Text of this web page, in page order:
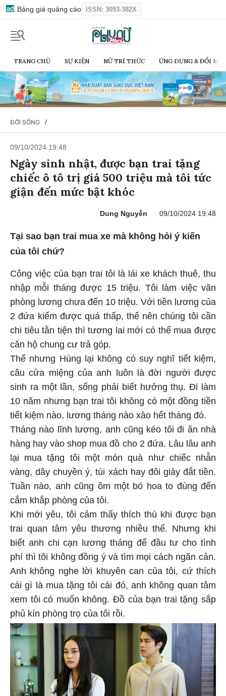
Bảng giá quảng cáo ISSN: 3093-382X
TRANG CHỦ SỰ KIỆN NỮ TRÍ THỨC ỨNG DỤNG & ĐỔI
ĐỜI SỐNG /
09/10/2024 19:48
Ngày sinh nhật, được bạn trai tặng
chiếc ô tô trị giá 500 triệu mà tôi tức
giận đến mức bật khóc
Dung Nguyễn 09/10/2024 19:48
Tại sao bạn trai mua xe mà không hỏi ý kiến
của tôi chứ?
Công việc của bạn trai tôi là lái xe khách thuê, thu
nhập mỗi tháng được 15 triệu. Tôi làm việc văn
phòng lương chưa đến 10 triệu. Với tiền lương của
2 đứa kiếm được quá thấp, thế nên chúng tôi cần
chi tiêu tằn tiện thì tương lai mới có thể mua được
căn hộ chung cư trả góp.
Thế nhưng Hùng lại không có suy nghĩ tiết kiệm,
câu cửa miệng của anh luôn là đời người được
sinh ra một lần, sống phải biết hưởng thụ. Đi làm
10 năm nhưng bạn trai tôi không có một đồng tiền
tiết kiệm nào, lương tháng nào xào hết tháng đó.
Tháng nào lĩnh lương, anh cũng kéo tôi đi ăn nhà
hàng hay vào shop mua đồ cho 2 đứa. Lâu lâu anh
lại mua tặng tôi một món quà như chiếc nhẫn
vàng, dây chuyền ý, túi xách hay đôi giày đắt tiền.
Tuần nào, anh cũng ôm một bó hoa to đùng đến
cắm khắp phòng của tôi.
Khi mới yêu, tôi cảm thấy thích thú khi được bạn
trai quan tâm yêu thương nhiều thế. Nhưng khi
biết anh chi cạn lương tháng để đầu tư cho tình
phí thì tôi không đồng ý và tìm mọi cách ngăn cản.
Anh không nghe lời khuyên can của tôi, cứ thích
cái gì là mua tặng tôi cái đó, anh không quan tâm
xem tôi có muốn không. Đồ của bạn trai tặng sắp
phủ kín phòng trọ của tôi rồi.